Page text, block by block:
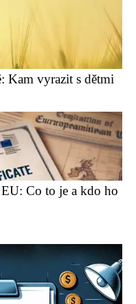
Kam vyrazit s dětmi
Co to je a kdo ho